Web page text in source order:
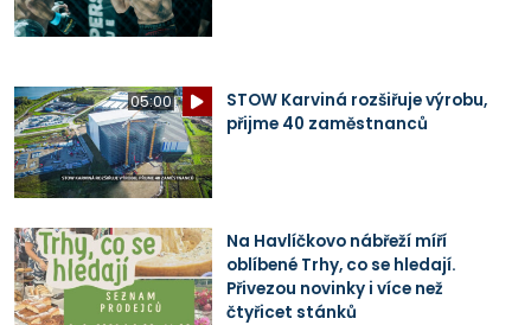
05:00
STOW Karviná rozšiřuje výrobu,
přijme 40 zaměstnanců
Na Havlíčkovo nábřeží míří
oblíbené Trhy, co se hledají.
Přivezou novinky i více než
čtyřicet stánků